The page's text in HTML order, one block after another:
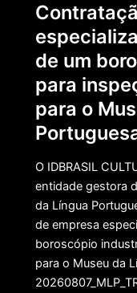
de um
para
para o
O IDBRASIL
entidade gestora
da Língua
de empresa
boroscópio
para o Museu da